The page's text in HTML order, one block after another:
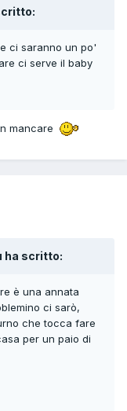
ci saranno un po'
ci serve il baby
mancare
ha scritto:
è una annata
ci sarò,
che tocca fare
per un paio di